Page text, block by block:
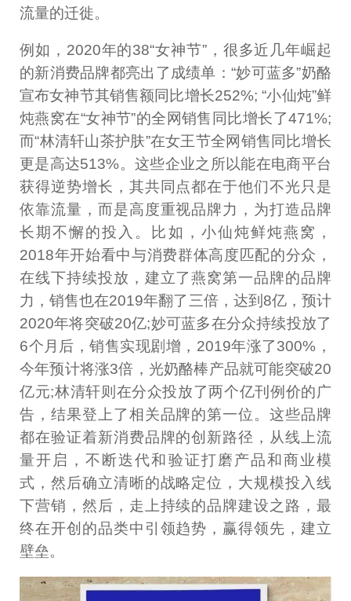
流量的迁徙。
例如，2020年的38“女神节”，很多近几年崛起
的新消费品牌都亮出了成绩单：“妙可蓝多”奶酪
宣布女神节其销售额同比增长252%; “小仙炖”鲜
炖燕窝在“女神节”的全网销售同比增长了471%;
而“林清轩山茶护肤”在女王节全网销售同比增长
更是高达513%。这些企业之所以能在电商平台
获得逆势增长，其共同点都在于他们不光只是
依靠流量，而是高度重视品牌力，为打造品牌
长期不懈的投入。比如，小仙炖鲜炖燕窝，
2018年开始看中与消费群体高度匹配的分众，
在线下持续投放，建立了燕窝第一品牌的品牌
力，销售也在2019年翻了三倍，达到8亿，预计
2020年将突破20亿;妙可蓝多在分众持续投放了
6个月后，销售实现剧增，2019年涨了300%，
今年预计将涨3倍，光奶酪棒产品就可能突破20
亿元;林清轩则在分众投放了两个亿刊例价的广
告，结果登上了相关品牌的第一位。这些品牌
都在验证着新消费品牌的创新路径，从线上流
量开启，不断迭代和验证打磨产品和商业模
式，然后确立清晰的战略定位，大规模投入线
下营销，然后，走上持续的品牌建设之路，最
终在开创的品类中引领趋势，赢得领先，建立
壁垒。